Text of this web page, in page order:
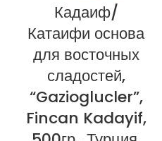
Кадаиф/
Катаифи основа
для восточных
сладостей,
“Gazioglucler”,
Fincan Kadayif,